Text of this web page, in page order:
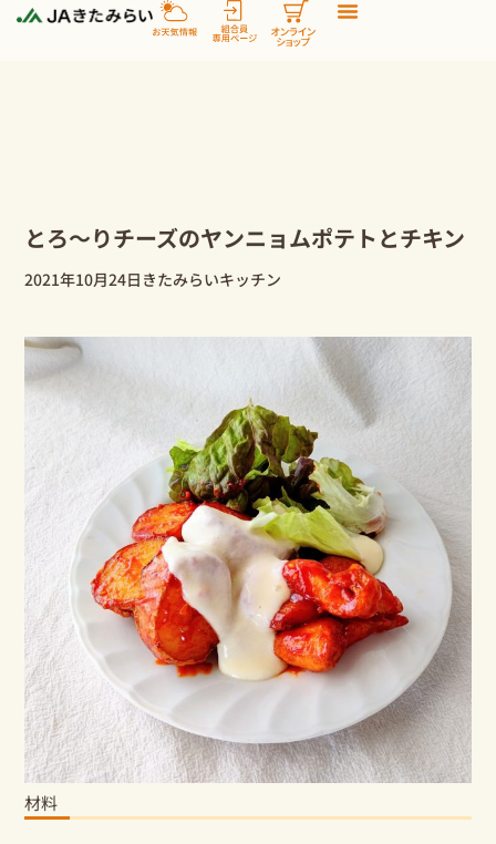
とろ～りチーズのヤンニョムポテトとチキン
2021年10月24日 きたみらいキッチン
材料